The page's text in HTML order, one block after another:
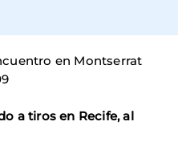
en Montserrat
a tiros en Recife, al